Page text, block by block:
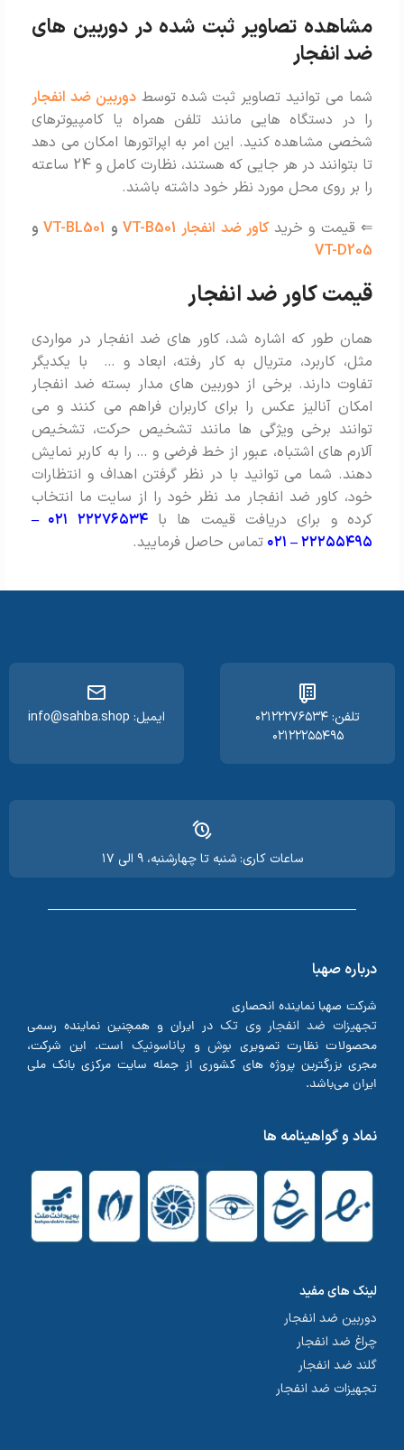
مشاهده تصاویر ثبت شده در دوربین های
ضد انفجار
شما می توانید تصاویر ثبت شده توسطدوربین ضد انفجار
را در دستگاه هایی مانند تلفن همراه یا کامپیوترهای
شخصی مشاهده کنید. این امر به اپراتورها امکان می دهد
تا بتوانند در هر جایی که هستند، نظارت کامل و 24 ساعته
را بر روی محل مورد نظر خود داشته باشند.
⇐ قیمت و خریدکاور ضد انفجار VT-B501 و VT-BL501و
VT-D205
قیمت کاور ضد انفجار
همان طور که اشاره شد، کاور های ضد انفجار در مواردی
مثل، کاربرد، متریال به کار رفته، ابعاد و … با یکدیگر
تفاوت دارند. برخی از دوربین های مدار بسته ضد انفجار
امکان آنالیز عکس را برای کاربران فراهم می کنند و می
توانند برخی ویژگی ها مانند تشخیص حرکت، تشخیص
آلارم های اشتباه، عبور از خط فرضی و … را به کاربر نمایش
دهند. شما می توانید با در نظر گرفتن اهداف و انتظارات
خود، کاور ضد انفجار مد نظر خود را از سایت ما انتخاب
کرده و برای دریافت قیمت ها با
۲۲۲۷۶۵۳۴ ۰۲۱ –
۲۲۲۵۵۴۹۵ – ۰۲۱
تماس حاصل فرمایید.
تلفن: ۰۲۱۲۲۲۷۶۵۳۴
۰۲۱۲۲۲۵۵۴۹۵
ایمیل: info@sahba.shop
ساعات کاری: شنبه تا چهارشنبه، ۹ الی ۱۷
درباره صهبا
شرکت صهبا نماینده انحصاری
تجهیزات ضد انفجار وی تک در ایران و همچنین نماینده رسمی
محصولات نظارت تصویری بوش و پاناسونیک است. این شرکت،
مجری بزرگترین پروژه های کشوری از جمله سایت مرکزی بانک ملی
ایران می‌باشد.
نماد و گواهینامه ها
لینک های مفید
دوربین ضد انفجار
چراغ ضد انفجار
گلند ضد انفجار
تجهیزات ضد انفجار